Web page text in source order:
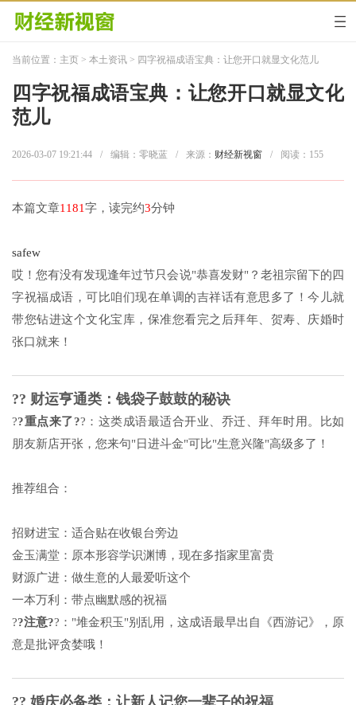
当前位置： 主页 > 本土资讯 > 四字祝福成语宝典：让您开口就显文化范儿
四字祝福成语宝典：让您开口就显文化
范儿
2026-03-07 19:21:44 / 编辑：零晓蓝 / 来源： 财经新视窗 / 阅读： 155
本篇文章1181字，读完约3分钟
safew
哎！您有没有发现逢年过节只会说"恭喜发财"？老祖宗留下的四
字祝福成语，可比咱们现在单调的吉祥话有意思多了！今儿就
带您钻进这个文化宝库，保准您看完之后拜年、贺寿、庆婚时
张口就来！
?? 财运亨通类：钱袋子鼓鼓的秘诀
??重点来了??：这类成语最适合开业、乔迁、拜年时用。比如
朋友新店开张，您来句"日进斗金"可比"生意兴隆"高级多了！
推荐组合：
招财进宝：适合贴在收银台旁边
金玉满堂：原本形容学识渊博，现在多指家里富贵
财源广进：做生意的人最爱听这个
一本万利：带点幽默感的祝福
??注意??："堆金积玉"别乱用，这成语最早出自《西游记》，原
意是批评贪婪哦！
?? 婚庆必备类：让新人记您一辈子的祝福